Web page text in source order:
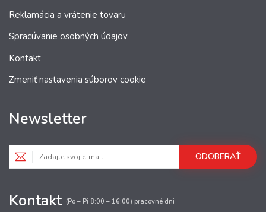
Reklamácia a vrátenie tovaru
Spracúvanie osobných údajov
Kontakt
Zmeniť nastavenia súborov cookie
Newsletter
ODOBERAŤ
Kontakt (Po – Pi 8:00 – 16:00) pracovné dni